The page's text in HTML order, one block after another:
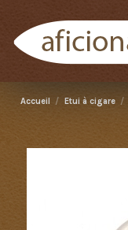
Accueil Etui à cigare